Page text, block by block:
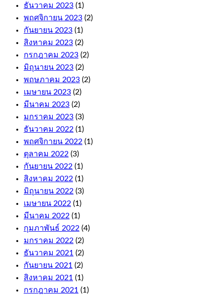
including
niche
titles
like
Auto
Roulette
Cashout
Roulette.
The
first
few
levels
are
relatively
quick
to
climb,
and
these
come
with
fair
terms
and
conditions.
Wild
symbol
replaces
any
symbol
ธันวาคม 2023 (1)
พฤศจิกายน 2023 (2)
กันยายน 2023 (1)
สิงหาคม 2023 (2)
กรกฎาคม 2023 (2)
มิถุนายน 2023 (2)
พฤษภาคม 2023 (2)
เมษายน 2023 (2)
มีนาคม 2023 (2)
มกราคม 2023 (3)
ธันวาคม 2022 (1)
พฤศจิกายน 2022 (1)
ตุลาคม 2022 (3)
กันยายน 2022 (1)
สิงหาคม 2022 (1)
มิถุนายน 2022 (3)
เมษายน 2022 (1)
มีนาคม 2022 (1)
กุมภาพันธ์ 2022 (4)
มกราคม 2022 (2)
ธันวาคม 2021 (2)
กันยายน 2021 (2)
สิงหาคม 2021 (1)
กรกฎาคม 2021 (1)